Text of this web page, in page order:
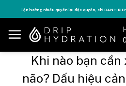
to
content
Tăng năng lượng - sống đỉnh cao với thẻ
Khi nào bạn cần
não? Dấu hiệu